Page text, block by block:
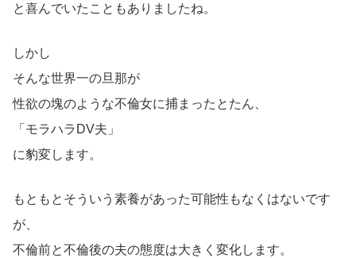
と喜んでいたこともありましたね。
しかし
そんな世界一の旦那が
性欲の塊のような不倫女に捕まったとたん、
「モラハラDV夫」
に豹変します。
もともとそういう素養があった可能性もなくはないです
が、
不倫前と不倫後の夫の態度は大きく変化します。